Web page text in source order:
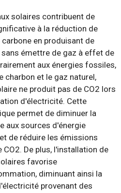
solaires contribuent de
à la réduction de
en produisant de
émettre de gaz à effet de
aux énergies fossiles,
charbon et le gaz naturel,
ne produit pas de CO2 lors
d'électricité. Cette
permet de diminuer la
aux sources d'énergie
de réduire les émissions
CO2. De plus, l'installation de
favorise
diminuant ainsi la
provenant des